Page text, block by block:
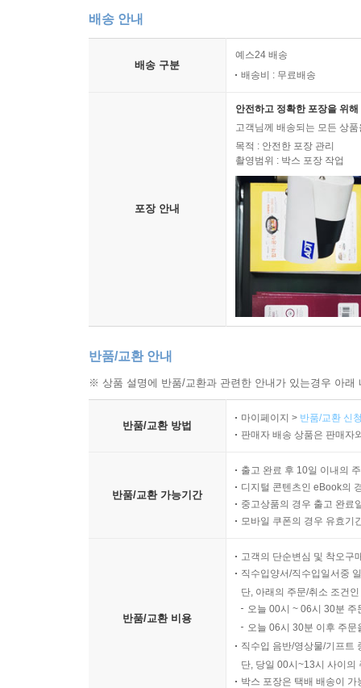
배송 안내
배송 구분
예스24 배송
배송비 : 무료배송
포장 안내
안전하고 정확한 포장을 위
고객님께 배송되는 모든 상
목적 : 안전한 포장 관리
촬영범위 : 박스 포장 작업
반품/교환 안내
※ 상품 설명에 반품/교환과 관련한 안내가 있는경우 아
반품/교환 방법
마이페이지 > 반품/교환 신
판매자 배송 상품은 판매자
반품/교환 가능기간
출고 완료 후 10일 이내의
디지털 콘텐츠인 eBook의
중고상품의 경우 출고 완료
모바일 쿠폰의 경우 유효기
반품/교환 비용
고객의 단순변심 및 착오구
직수입양서/직수입일서중
단, 아래의 주문/취소 조건
오늘 00시 ~ 06시 30분
오늘 06시 30분 이후 주
직수입 음반/영상물/기프트
단, 당일 00시~13시 사이의
박스 포장은 택배 배송이